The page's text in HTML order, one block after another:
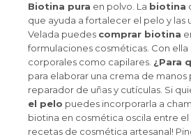
Biotina pura en polvo. La biotina
que ayuda a fortalecer el pelo y las
Velada puedes comprar biotina
formulaciones cosméticas. Con
corporales como capilares. ¿Para
para elaborar una crema de manos
reparador de uñas y cutículas. Si
el pelo puedes incorporarla a
biotina en cosmética oscila entre el
recetas de cosmética artesanal!